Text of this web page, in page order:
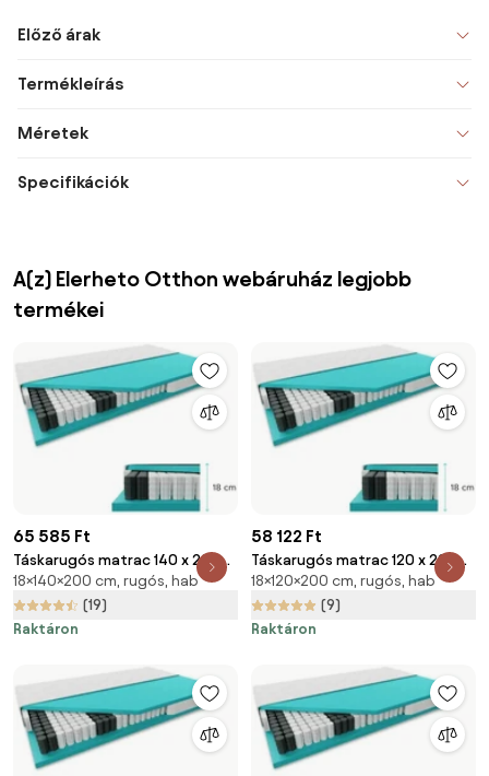
Előző árak
Termékleírás
Méretek
Specifikációk
A(z) Elerheto Otthon webáruház legjobb
termékei
65 585 Ft
Táskarugós matrac 140 x 200
cm SOMMERA 18 cm
Matracvédő: Matracvédő
nélkül
18×140×200 cm, rugós, hab
(19)
Raktáron
58 122 Ft
Táskarugós matrac 120 x 200
cm SOMMERA 18 cm
Matracvédő: Matracvédő
nélkül
18×120×200 cm, rugós, hab
(9)
Raktáron